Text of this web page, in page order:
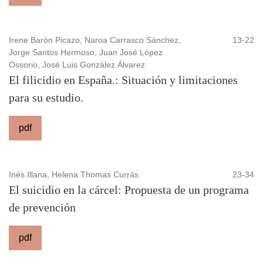
Irene Barón Picazo, Naroa Carrasco Sánchez,
Jorge Santos Hermoso, Juan José López
Ossorio, José Luis González Álvarez
13-22
El filicidio en España.: Situación y limitaciones
para su estudio.
pdf
Inés Illana, Helena Thomas Currás 23-34
El suicidio en la cárcel: Propuesta de un programa
de prevención
pdf